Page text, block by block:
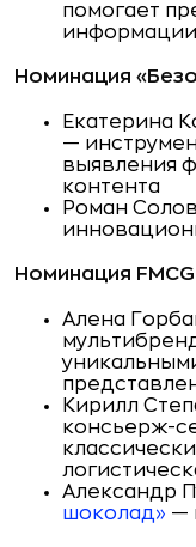
помогает
Номинация
Екатерина
—
выявления
контента
Роман
Номинация FMCG
Алена
Кирилл
консьерж-
Александр
шоколад» —